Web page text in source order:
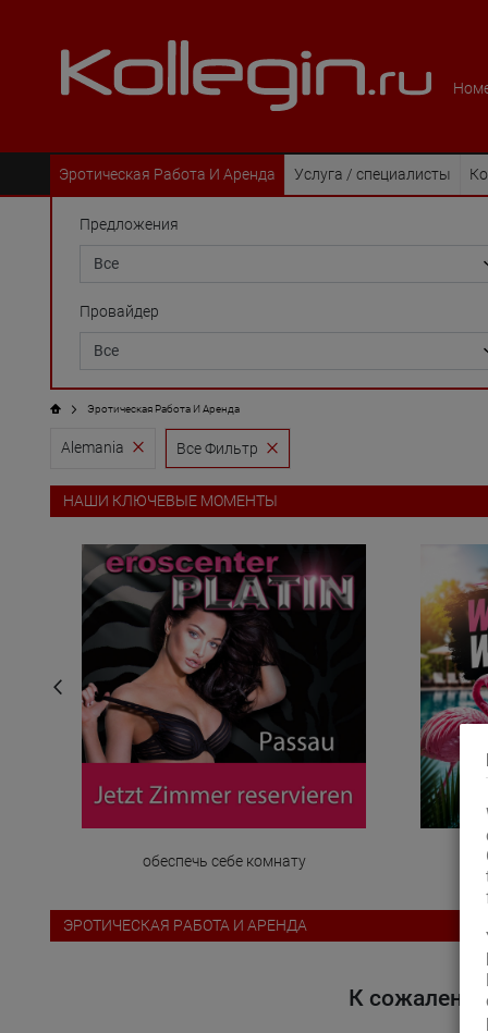
Эротическая Pабота И Аренда Услуга / специалисты
Предложения
Провайдер
Эротическая Pабота И Аренда
Alemania Все Фильтр
НАШИ КЛЮЧЕВЫЕ МОМЕНТЫ
обеспечь себе комнату
ЭРОТИЧЕСКАЯ PАБОТА И АРЕНДА
К